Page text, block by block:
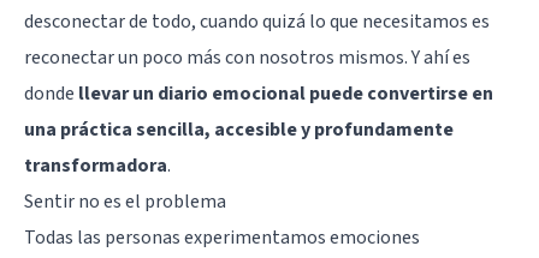
desconectar de todo, cuando quizá lo que necesitamos es
reconectar un poco más con nosotros mismos. Y ahí es
donde llevar un diario emocional puede convertirse en
una práctica sencilla, accesible y profundamente
transformadora.
Sentir no es el problema
Todas las personas experimentamos emociones